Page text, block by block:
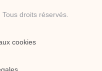
droits réservés.
cookies